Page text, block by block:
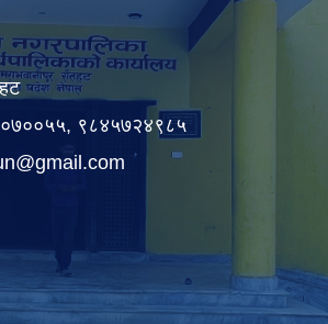
९८४५७२४९८५